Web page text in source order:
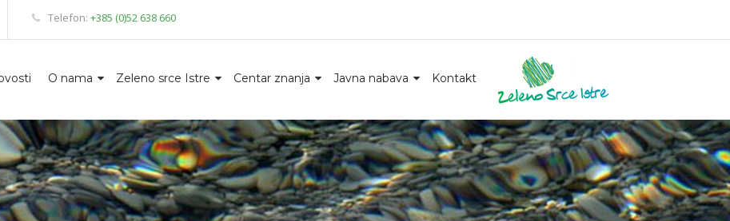
Telefon: +385 (0)52 638 660
O nama Zeleno srce Istre Centar znanja Javna nabava Kontakt